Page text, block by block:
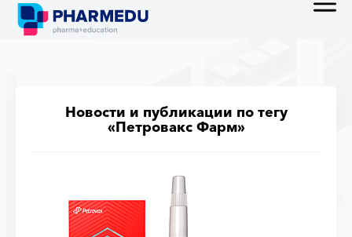
Новости и публикации по тегу
«Петровакс Фарм»